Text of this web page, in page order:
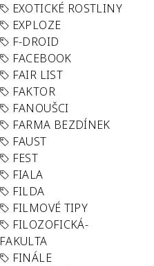
EXOTICKÉ ROSTLINY
EXPLOZE
F-DROID
FACEBOOK
FAIR LIST
FAKTOR
FANOUŠCI
FARMA BEZDÍNEK
FAUST
FEST
FIALA
FILDA
FILMOVÉ TIPY
FILOZOFICKÁ-
FAKULTA
FINÁLE